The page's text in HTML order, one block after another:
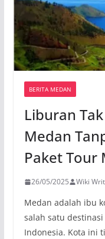
BERITA MEDAN
Liburan
Medan
Paket Tour
26/05/2025 Wiki
Medan adalah ibu
salah satu
Indonesia. Kota ini